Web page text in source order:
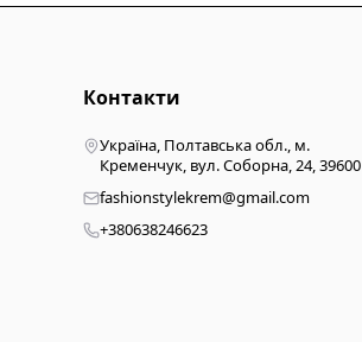
Контакти
Україна, Полтавська обл., м.
Кременчук, вул. Соборна, 24, 39600
fashionstylekrem@gmail.com
+380638246623